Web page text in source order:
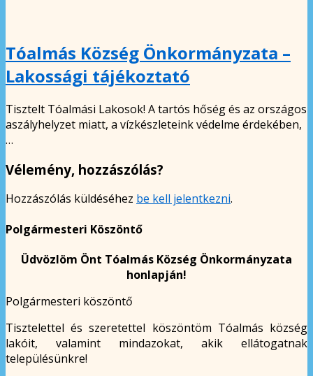
Tóalmás Község Önkormányzata –
Lakossági tájékoztató
Tisztelt Tóalmási Lakosok! A tartós hőség és az országos
aszályhelyzet miatt, a vízkészleteink védelme érdekében,
…
Vélemény, hozzászólás?
Hozzászólás küldéséhez be kell jelentkezni.
Polgármesteri Köszöntő
Üdvözlöm Önt Tóalmás Község Önkormányzata
honlapján!
Polgármesteri köszöntő
Tisztelettel és szeretettel köszöntöm Tóalmás község
lakóit, valamint mindazokat, akik ellátogatnak
településünkre!